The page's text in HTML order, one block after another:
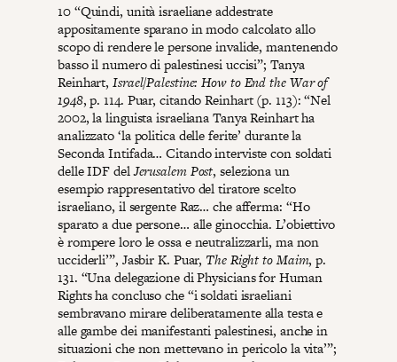
10 “Quindi, unità israeliane addestrate
appositamente sparano in modo calcolato allo
scopo di rendere le persone invalide, mantenendo
basso il numero di palestinesi uccisi”; Tanya
Reinhart,Israel/Palestine: How to End the War of
1948, p. 114. Puar, citando Reinhart (p. 113): “Nel
2002, la linguista israeliana Tanya Reinhart ha
analizzato ‘la politica delle ferite’ durante la
Seconda Intifada… Citando interviste con soldati
delle IDF delJerusalem Post, seleziona un
esempio rappresentativo del tiratore scelto
israeliano, il sergente Raz… che afferma: “Ho
sparato a due persone… alle ginocchia. L’obiettivo
è rompere loro le ossa e neutralizzarli, ma non
ucciderli’”, Jasbir K. Puar, The Right to Maim, p.
131. “Una delegazione di Physicians for Human
Rights ha concluso che “i soldati israeliani
sembravano mirare deliberatamente alla testa e
alle gambe dei manifestanti palestinesi, anche in
situazioni che non mettevano in pericolo la vita’”;